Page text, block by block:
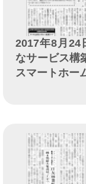
2017年8月24
なサービス構
スマートホー